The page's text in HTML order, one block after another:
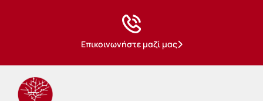
Επικοινωνήστε μαζί μας